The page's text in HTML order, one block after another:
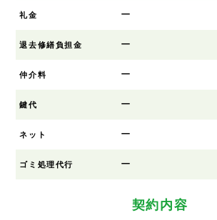
礼金 ー
退去修繕負担金 ー
仲介料 ー
鍵代 ー
ネット ー
ゴミ処理代行 ー
契約内容